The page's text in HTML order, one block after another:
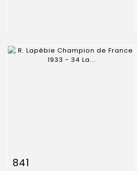
Fiche détaillée
841